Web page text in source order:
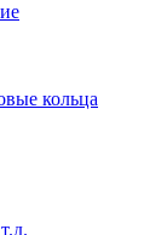
кольца